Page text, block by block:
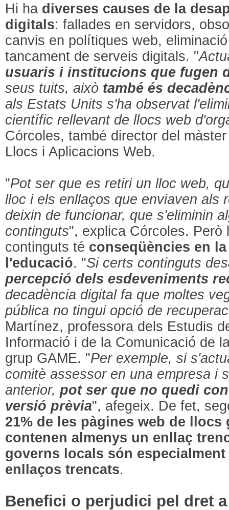
Hi ha diverses causes de la
digitals: fallades en servidors,
canvis en polítiques web,
tancament de serveis digitals. "
usuaris i institucions que fugen
seus tuits, això també és
als Estats Units s'ha observat
científic rellevant de llocs web
Córcoles, també director del
Llocs i Aplicacions Web.
"Pot ser que es retiri un lloc web,
lloc i els enllaços que enviaven als
deixin de funcionar, que s'eliminin
continguts", explica Córcoles. Però
continguts té conseqüències en
l'educació. "Si certs continguts
percepció dels esdeveniments
decadència digital fa que moltes
pública no tingui opció de
Martínez, professora dels Estudis
Informació i de la Comunicació de
grup GAME. "Per exemple, si
comitè assessor en una empresa i
anterior,pot ser que no quedi
versió prèvia", afegeix. De fet,
21% de les pàgines web de llocs
contenen almenys un enllaç
governs locals són
enllaços trencats.
Benefici o perjudici pel dret